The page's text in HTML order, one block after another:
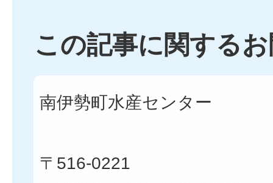
この記事に関する
南伊勢町水産センター
〒516-0221